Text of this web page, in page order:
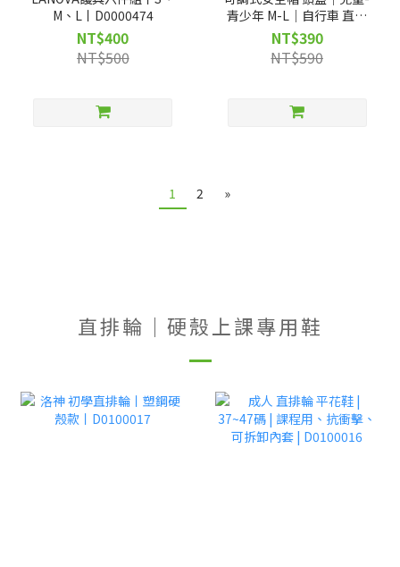
M、L丨D0000474
NT$400
NT$500
青少年 M-L｜自行車 直排
輪用 ｜D0103006
NT$390
NT$590
1 2 »
直排輪｜硬殼上課專用鞋